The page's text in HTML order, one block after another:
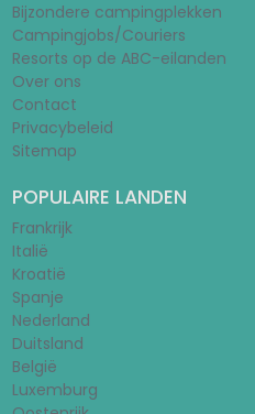
Bijzondere campingplekken
Campingjobs/Couriers
Resorts op de ABC-eilanden
Over ons
Contact
Privacybeleid
Sitemap
POPULAIRE LANDEN
Frankrijk
Italië
Kroatië
Spanje
Nederland
Duitsland
België
Luxemburg